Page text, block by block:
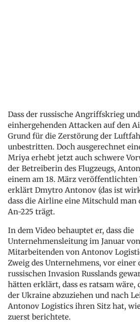
Dass der russische Angriffskrieg
einhergehenden Attacken auf den
Grund für die Zerstörung der
unbestritten. Doch ausgerechnet
Mriya erhebt jetzt auch schwere
der Betreiberin des Flugzeugs,
einem am 18. März veröffentlichten
erklärt Dmytro Antonov (das ist
dass die Airline eine Mitschuld man
An-225 trägt.
In dem Video behauptet er, dass die
Unternehmensleitung im Januar
Mitarbeitenden von Antonov
Zweig des Unternehmens, vor einer
russischen Invasion Russlands
hätten erklärt, dass es ratsam wäre,
der Ukraine abzuziehen und nach
Antonov Logistics ihren Sitz hat,
zuerst berichtete.